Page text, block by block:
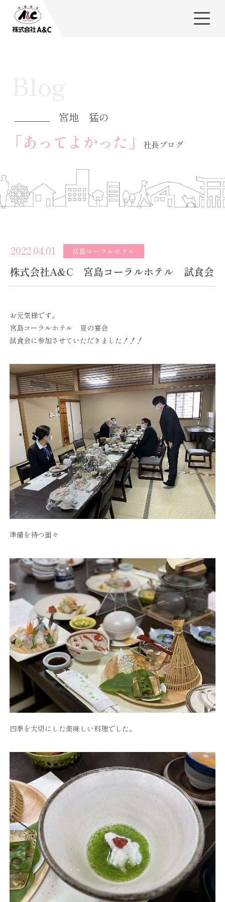
宮地 猛の
「あってよかった」 社長ブログ
2022.04.01 宮島コーラルホテル
株式会社A&C 宮島コーラルホテル 試食会
お元気様です。
宮島コーラルホテル 夏の宴会
試食会に参加させていただきました！！！
準備を待つ面々
四季を大切にした美味しい料理でした。